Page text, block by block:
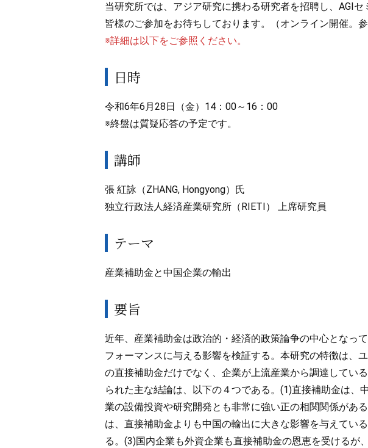
当研究所では、アジア研究に携わる研究者を招聘し、AGIセ
皆様のご参加をお待ちしております。（オンライン開催。参
※詳細は以下をご参照ください。
日時
令和6年6月28日（金）14：00～16：00
※終盤は質疑応答の予定です。
講師
張 紅詠（ZHANG, Hongyong）氏
独立行政法人経済産業研究所（RIETI） 上席研究員
テーマ
産業補助金と中国企業の輸出
要旨
近年、産業補助金は政治的・経済的政策論争の中心となっ
フォーマンスに与える影響を検証する。本研究の特徴は、
の直接補助金だけでなく、企業が上流産業から調達してい
られた主な結論は、以下の４つである。(1)直接補助金は
業の設備投資や研究開発とも非常に強い正の相関関係があ
は、直接補助金よりも中国の輸出に大きな影響を与えてい
る。(3)国内企業も外資企業も直接補助金の恩恵を受ける